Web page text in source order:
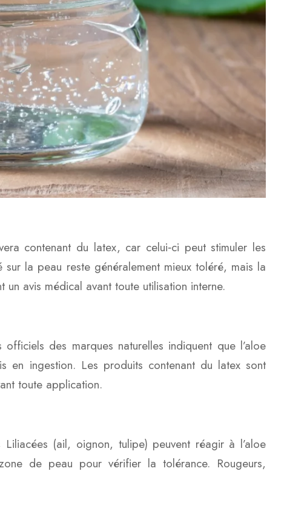
contenant du latex, car celui‑ci peut stimuler les
la peau reste généralement mieux toléré, mais la
avis médical avant toute utilisation interne.
des marques naturelles indiquent que l’aloe
en ingestion. Les produits contenant du latex sont
toute application.
(ail, oignon, tulipe) peuvent réagir à l’aloe
de peau pour vérifier la tolérance. Rougeurs,